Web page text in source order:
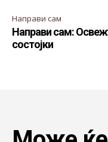
Направи сам
Направи сам:
состојки